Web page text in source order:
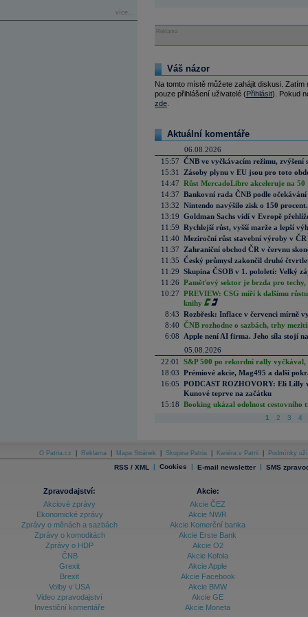
více...
Reklama
Váš názor
Na tomto místě můžete zahájit diskusi.
pouze přihlášení uživatelé (Přihlásit). Pokud
zde
Aktuální komentáře
06.08.2026
15:57 ČNB ve vyčkávacím režimu, zvýšení
15:31
Zásoby plynu v EU jsou pro toto
14:47 Růst MercadoLibre akceleruje na
14:37 Bankovní rada ČNB podle
13:32 Nintendo navýšilo zisk o 150
13:19 Goldman Sachs vidí v Evropě
11:59 Rychlejší růst, vyšší marže a lepší
11:40 Meziroční růst stavební výroby v
11:37
Zahraniční obchod ČR v červnu
11:35 Český průmysl zakončil druhé
11:29 Skupina ČSOB v 1. pololetí: Velký
11:26 Paměťový sektor je brzda pro techy,
10:27 PREVIEW: CSG míří k dalšímu
knihy
8:43 Rozbřesk: Inflace v červenci mírně
8:40 ČNB rozhodne o sazbách, trhy
6:08
Apple není AI firma. Jeho síla stojí
05.08.2026
22:01
S&P 500 po rekordní rally vyčkával,
18:03 Prémiové akcie, Mag495 a další
16:05 PODCAST ROZHOVORY: Eli Lilly
Kunové teprve na začátku
15:18 Booking ukázal odolnost cestovního
1 2 3 4
O Patria.cz Reklama Mapa Stránek Skupina Patria Kariéra v Patrii Podmínky
RSS / XML | Cookies | E-mail newsletter | SMS
Zpravodajství:
Akciové zprávy
Ekonomické zprávy
Zprávy o měnách a sazbách
Zprávy o komoditách
Zprávy o HDP
ČNB
Grexit
Brexit
Volby v USA
Video zpravodajství
Investiční komentáře
Akcie:
Akcie ČEZ
Akcie NWR
Akcie Komerční banka
Akcie Erste Bank
Akcie O2
Akcie Kofola
Akcie Apple
Akcie Facebook
Akcie BMW
Akcie GE
Akcie Moneta